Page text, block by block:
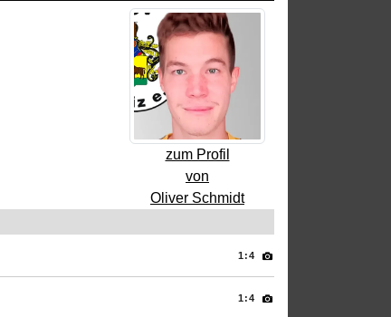
zum Profil
von
Oliver Schmidt
1:4
1:4